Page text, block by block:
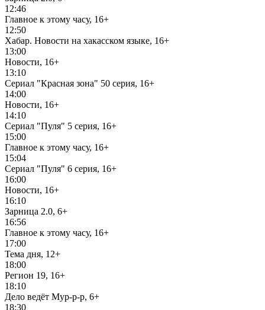
12:46
Главное к этому часу, 16+
12:50
Хабар. Новости на хакасском языке, 16+
13:00
Новости, 16+
13:10
Сериал "Красная зона" 50 серия, 16+
14:00
Новости, 16+
14:10
Сериал "Пуля" 5 серия, 16+
15:00
Главное к этому часу, 16+
15:04
Сериал "Пуля" 6 серия, 16+
16:00
Новости, 16+
16:10
Зарница 2.0, 6+
16:56
Главное к этому часу, 16+
17:00
Тема дня, 12+
18:00
Регион 19, 16+
18:10
Дело ведёт Мур-р-р, 6+
18:30